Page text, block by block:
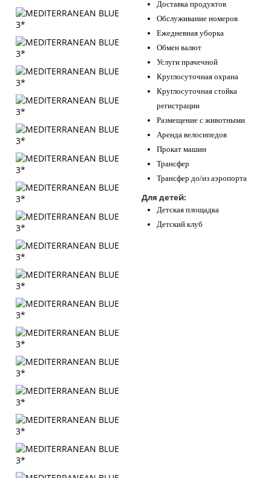
Доставка продуктов
Обслуживание номеров
Ежедневная уборка
Обмен валют
Услуги прачечной
Круглосуточная охрана
Круглосуточная стойка
регистрации
Размещение с животными
Аренда велосипедов
Прокат машин
Трансфер
Трансфер до/из аэропорта
Для детей:
Детская площадка
Детский клуб